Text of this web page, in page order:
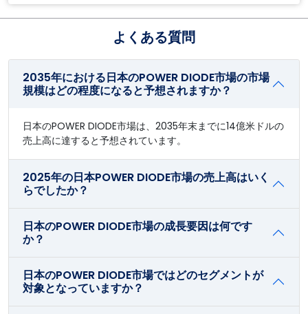
よくある質問
2035年における日本のPOWER DIODE市場の市場
規模はどの程度になると予想されますか？
日本のPOWER DIODE市場は、2035年末までに14億米ドルの
売上高に達すると予想されています。
2025年の日本POWER DIODE市場の売上高はいく
らでしたか？
日本のPOWER DIODE市場の成長要因は何です
か？
日本のPOWER DIODE市場ではどのセグメントが
対象となっていますか？